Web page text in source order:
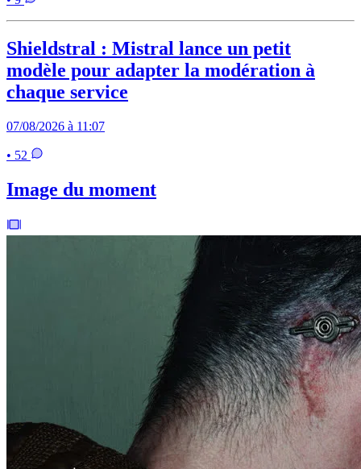
Shieldstral : Mistral lance un petit
modèle pour adapter la modération à
chaque service
07/08/2026 à 11:07
• 52
Image du moment